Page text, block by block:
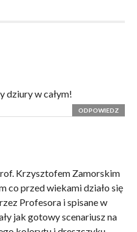
dziury w całym!
ODPOWIEDZ
Krzysztofem Zamorskim
co przed wiekami działo się
Profesora i spisane w
jak gotowy scenariusz na